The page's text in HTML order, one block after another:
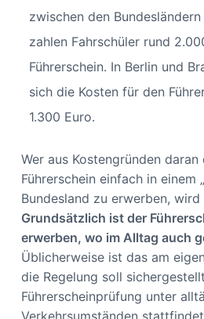
zwischen den
zahlen Fahrschüler rund
Führerschein. In Berlin und
sich die Kosten für den
1.300 Euro.
Wer aus Kostengründen daran
Führerschein einfach in einem
Bundesland zu erwerben,
Grundsätzlich ist der
erwerben, wo im Alltag auch
Üblicherweise ist das am
die Regelung soll
Führerscheinprüfung unter
Verkehrsumständen